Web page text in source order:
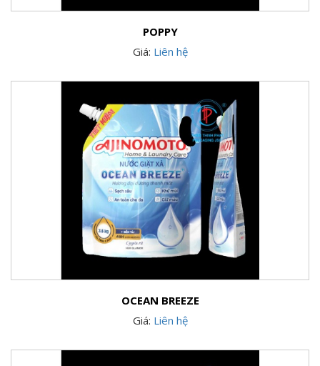
POPPY
Giá: Liên hệ
OCEAN BREEZE
Giá: Liên hệ